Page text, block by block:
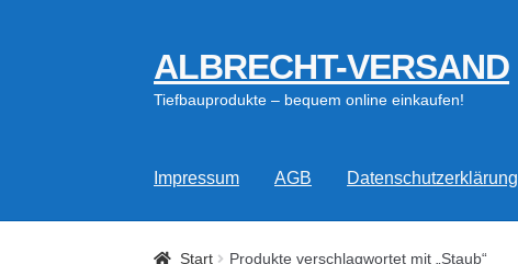
Zur
Navigation
springen
Zum
Inhalt
springen
ALBRECHT-VERSAND
Tiefbauprodukte – bequem online einkaufen!
Impressum AGB Datenschutzerklärung
Start Produkte verschlagwortet mit „Staub“